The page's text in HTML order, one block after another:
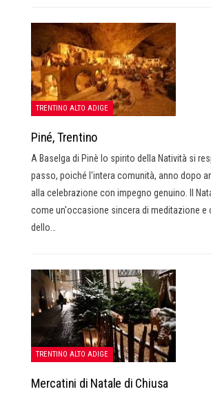
TRENTINO ALTO ADIGE
Piné, Trentino
A Baselga di Pinè lo spirito della Natività si
passo, poiché l'intera comunità, anno dopo
alla celebrazione con impegno genuino. Il
come un'occasione sincera di meditazione e
dello…
TRENTINO ALTO ADIGE
Mercatini di Natale di Chiusa